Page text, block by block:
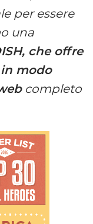
per essere
una
che offre
modo
completo